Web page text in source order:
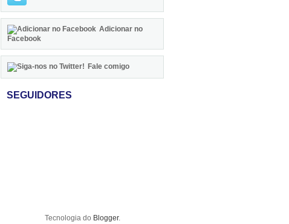
Adicionar no
Facebook
Fale comigo
SEGUIDORES
Tecnologia do Blogger.